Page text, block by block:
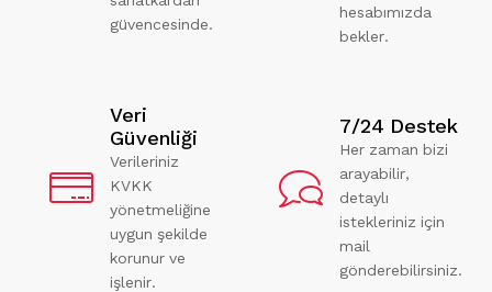
güvencesinde.
hesabımızda
bekler.
Veri
Güvenliği
Verileriniz
KVKK
yönetmeliğine
uygun şekilde
korunur ve
işlenir.
7/24 Destek
Her zaman bizi
arayabilir,
detaylı
istekleriniz için
mail
gönderebilirsiniz.